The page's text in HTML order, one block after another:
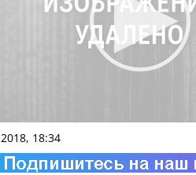
18:34